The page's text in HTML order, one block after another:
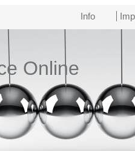
Info
Online